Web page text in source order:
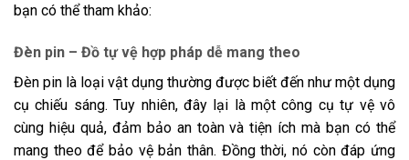
bạn có thể tham khảo:
Đèn pin – Đồ tự vệ hợp pháp dễ mang theo
Đèn pin là loại vật dụng thường được biết đến như một dụng
cụ chiếu sáng. Tuy nhiên, đây lại là một công cụ tự vệ vô
cùng hiệu quả, đảm bảo an toàn và tiện ích mà bạn có thể
mang theo để bảo vệ bản thân. Đồng thời, nó còn đáp ứng